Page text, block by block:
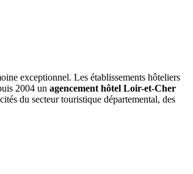
exceptionnel. Les établissements hôteliers
2004 un agencement hôtel Loir-et-Cher
du secteur touristique départemental, des